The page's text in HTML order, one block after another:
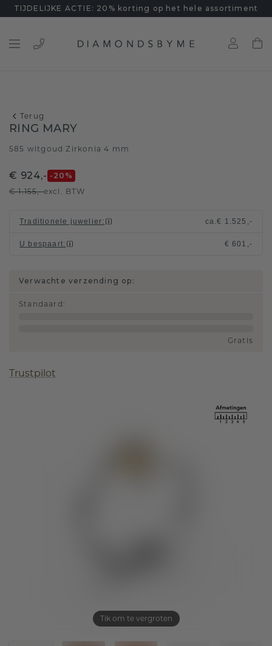
TIJDELIJKE ACTIE: 20% korting op het hele assortiment
Terug
Tik om te vergroten
RING MARY
585 witgoud Zirkonia 4 mm
€ 924,- -20 %
€ 1.155,-excl. BTW
Traditionele juwelier: ca.€ 1.525,-
U bespaart: € 601,-
Verwachte verzending op:
Standaard :
Gratis
Trustpilot